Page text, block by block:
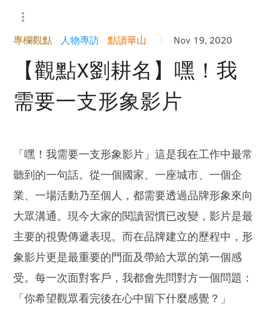
專欄觀點 人物專訪 點讀華山 Nov 19, 2020
【觀點X劉耕名】嘿！我
需要一支形象影片
「嘿！我需要一支形象影片」這是我在工作中最常
聽到的一句話。從一個國家、一座城市、一個企
業、一場活動乃至個人，都需要透過品牌形象來向
大眾溝通。現今大家的閱讀習慣已改變，影片是最
主要的視覺傳遞表現。而在品牌建立的歷程中，形
象影片更是最重要的門面及帶給大眾的第一個感
受。每一次面對客戶，我都會先問對方一個問題：
「你希望觀眾看完後在心中留下什麼感覺？」